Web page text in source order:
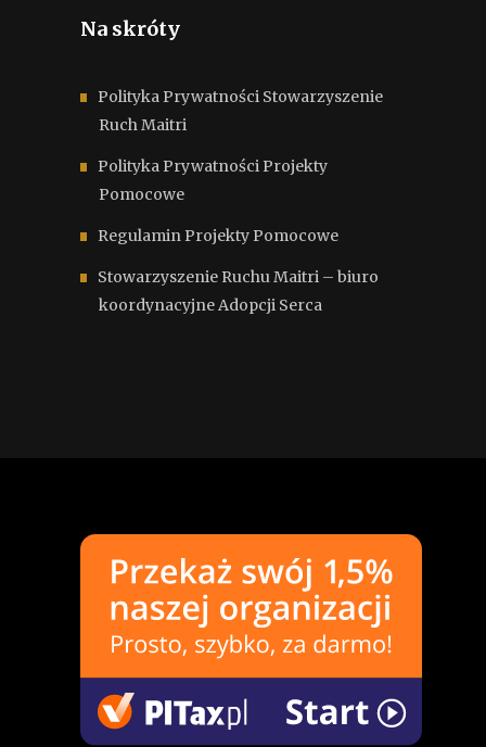
Na skróty
Polityka Prywatności Stowarzyszenie
Ruch Maitri
Polityka Prywatności Projekty
Pomocowe
Regulamin Projekty Pomocowe
Stowarzyszenie Ruchu Maitri – biuro
koordynacyjne Adopcji Serca